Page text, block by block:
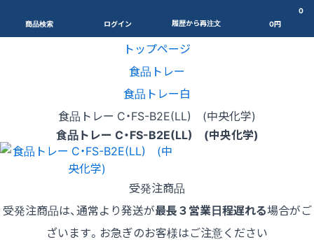
商品検索 ログイン 履歴から再注文
0
0円
トップページ
食品トレー
食品トレー白
食品トレー C・FS-B2E(LL) (中央化学)
食品トレー C・FS-B2E(LL) (中央化学)
受発注商品
受発注商品は、通常より発送が最長３営業日程遅れる場合がご
ざいます。お急ぎのお客様はご注意ください